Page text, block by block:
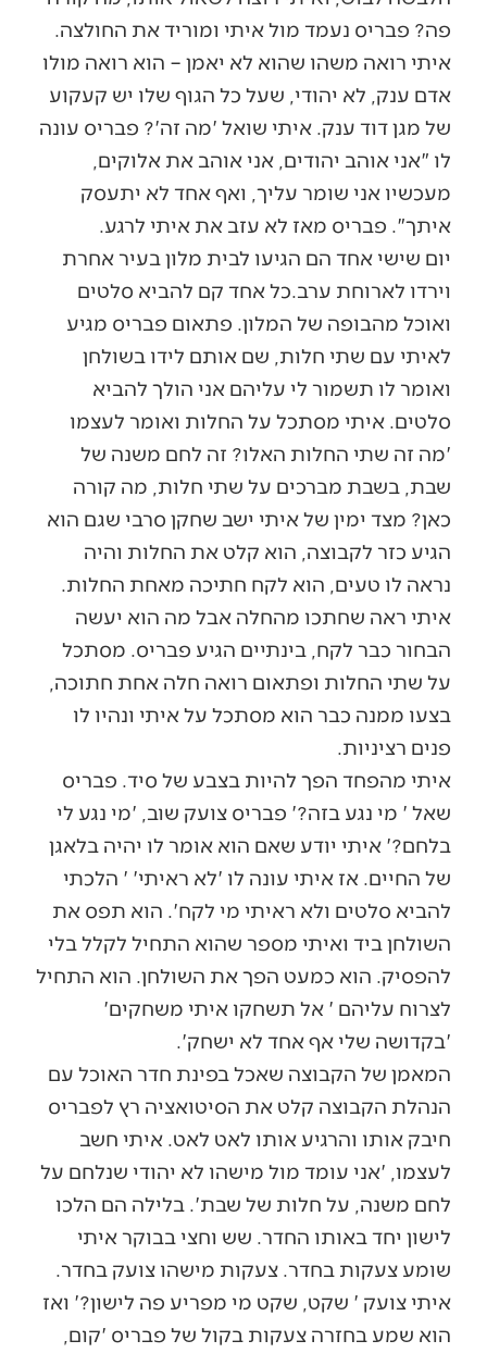
פה? פבריס נעמד מול איתי ומוריד את החולצה.
איתי רואה משהו שהוא לא יאמן – הוא רואה מולו
אדם ענק, לא יהודי, שעל כל הגוף שלו יש קעקוע
של מגן דוד ענק. איתי שואל 'מה זה'? פבריס עונה
לו "אני אוהב יהודים, אני אוהב את אלוקים,
מעכשיו אני שומר עליך, ואף אחד לא יתעסק
איתך". פבריס מאז לא עזב את איתי לרגע.
יום שישי אחד הם הגיעו לבית מלון בעיר אחרת
וירדו לארוחת ערב.כל אחד קם להביא סלטים
ואוכל מהבופה של המלון. פתאום פבריס מגיע
לאיתי עם שתי חלות, שם אותם לידו בשולחן
ואומר לו תשמור לי עליהם אני הולך להביא
סלטים. איתי מסתכל על החלות ואומר לעצמו
'מה זה שתי החלות האלו? זה לחם משנה של
שבת, בשבת מברכים על שתי חלות, מה קורה
כאן? מצד ימין של איתי ישב שחקן סרבי שגם הוא
הגיע כזר לקבוצה, הוא קלט את החלות והיה
נראה לו טעים, הוא לקח חתיכה מאחת החלות.
איתי ראה שחתכו מהחלה אבל מה הוא יעשה
הבחור כבר לקח, בינתיים הגיע פבריס. מסתכל
על שתי החלות ופתאום רואה חלה אחת חתוכה,
בצעו ממנה כבר הוא מסתכל על איתי ונהיו לו
פנים רציניות.
איתי מהפחד הפך להיות בצבע של סיד. פבריס
שאל ' מי נגע בזה?' פבריס צועק שוב, 'מי נגע לי
בלחם?' איתי יודע שאם הוא אומר לו יהיה בלאגן
של החיים. אז איתי עונה לו 'לא ראיתי' ' הלכתי
להביא סלטים ולא ראיתי מי לקח'. הוא תפס את
השולחן ביד ואיתי מספר שהוא התחיל לקלל בלי
להפסיק. הוא כמעט הפך את השולחן. הוא התחיל
לצרוח עליהם ' אל תשחקו איתי משחקים'
'בקדושה שלי אף אחד לא ישחק'.
המאמן של הקבוצה שאכל בפינת חדר האוכל עם
הנהלת הקבוצה קלט את הסיטואציה רץ לפבריס
חיבק אותו והרגיע אותו לאט לאט. איתי חשב
לעצמו, 'אני עומד מול מישהו לא יהודי שנלחם על
לחם משנה, על חלות של שבת'. בלילה הם הלכו
לישון יחד באותו החדר. שש וחצי בבוקר איתי
שומע צעקות בחדר. צעקות מישהו צועק בחדר.
איתי צועק ' שקט, שקט מי מפריע פה לישון?' ואז
הוא שמע בחזרה צעקות בקול של פבריס 'קום,